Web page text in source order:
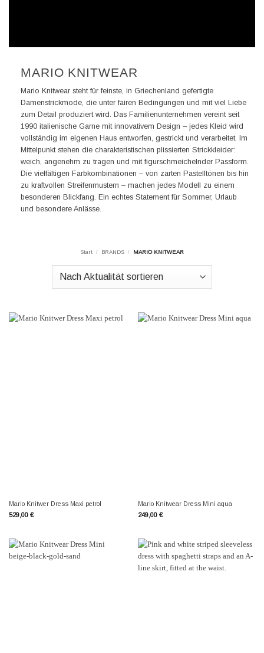
MARIO KNITWEAR
Mario Knitwear steht für feinste, in Griechenland gefertigte
Damenstrickmode, die unter fairen Bedingungen und mit viel Liebe
zum Detail produziert wird. Das Familienunternehmen vereint seit
1990 italienische Garne mit innovativem Design – jedes Kleid wird
vollständig im eigenen Haus entworfen, gestrickt und verarbeitet. Im
Mittelpunkt stehen die charakteristischen plissierten Strickkleider:
weich, angenehm zu tragen und mit figurschmeichelnder Passform.
Die vielfältigen Farbkombinationen – von zarten Pastelltönen bis hin
zu kraftvollen Streifenmustern – machen jedes Modell zu einem
besonderen Blickfang. Ein echtes Statement für Sommer, Urlaub
und besondere Anlässe.
Start / BRANDS / MARIO KNITWEAR
Mario Knitwer Dress Maxi petrol
529,00 €
Mario Knitwear Dress Mini aqua
249,00 €